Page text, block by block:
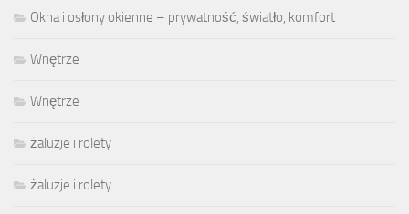
Okna i osłony okienne – prywatność, światło, komfort
Wnętrze
Wnętrze
żaluzje i rolety
żaluzje i rolety